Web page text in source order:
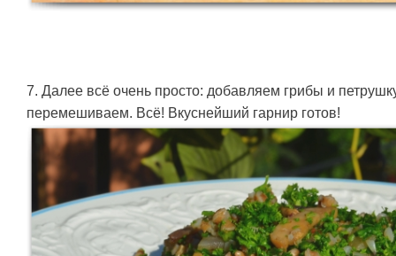
7. Далее всё очень просто: добавляем грибы и
перемешиваем. Всё! Вкуснейший гарнир готов!